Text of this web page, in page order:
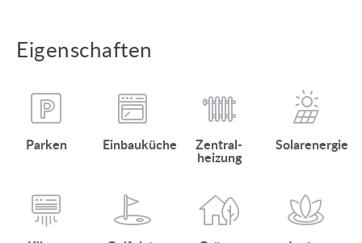
Eigenschaften
Parken Einbauküche Zentral­
heizung
Solarenergie